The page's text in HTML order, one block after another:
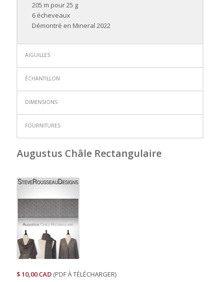
205 m pour 25 g
6 écheveaux
Démontré en Mineral 2022
AIGUILLES
ÉCHANTILLON
DIMENSIONS
FOURNITURES
Augustus Châle Rectangulaire
$ 10,00 CAD(PDF À TÉLÉCHARGER)